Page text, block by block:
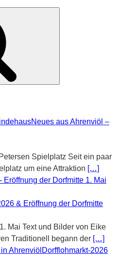
Neues aus Ahrenviöl –
Spielplatz Seit ein paar
um eine Attraktion […]
& Eröffnung der Dorfmitte
Mai Text und Bilder von Eike
Traditionell begann der […]
Dorfflohmarkt-2026